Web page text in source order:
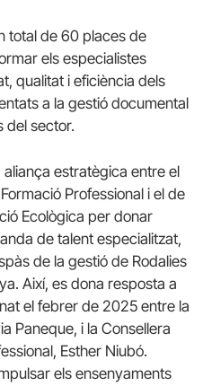
total de 60 places de
els especialistes
qualitat i eficiència dels
a la gestió documental
del sector.
estratègica entre el
Professional i el de
Ecològica per donar
de talent especialitzat,
de la gestió de Rodalies
Així, es dona resposta a
el febrer de 2025 entre la
Paneque, i la Consellera
Esther Niubó.
els ensenyaments